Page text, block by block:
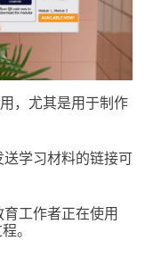
，尤其是用于制作
学习材料的链接可
工作者正在使用
。